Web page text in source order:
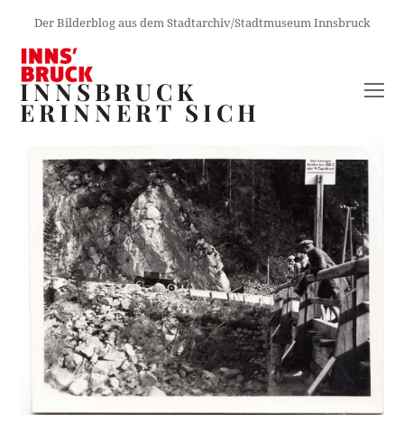
Der Bilderblog aus dem Stadtarchiv/Stadtmuseum Innsbruck
INNSBRUCK
ERINNERT SICH